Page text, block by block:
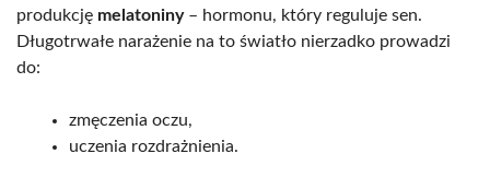
produkcję melatoniny– hormonu, który reguluje sen.
Długotrwałe narażenie na to światło nierzadko prowadzi
do:
zmęczenia oczu,
uczenia rozdrażnienia.